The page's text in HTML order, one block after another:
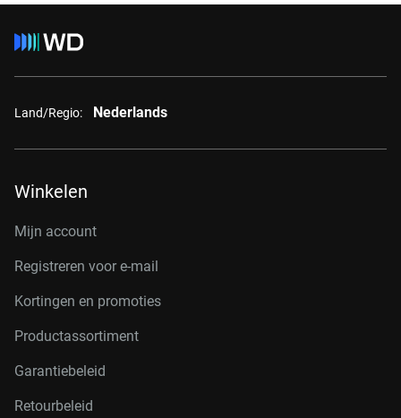
Land/Regio: Nederlands
Winkelen
Mijn account
Registreren voor e-mail
Kortingen en promoties
Productassortiment
Garantiebeleid
Retourbeleid